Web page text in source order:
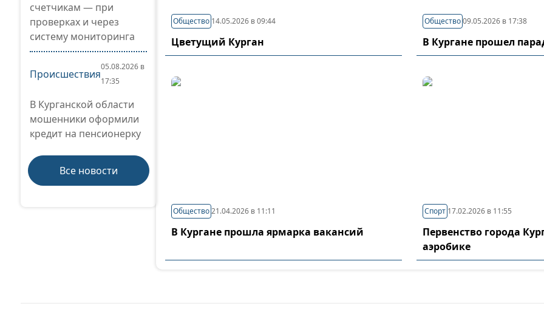
счетчикам — при
проверках и через
систему мониторинга
Происшествия
05.08.2026 в
17:35
В Курганской области
мошенники оформили
кредит на пенсионерку
Все новости
Общество 14.05.2026 в 09:44
Цветущий Курган
Общество 09.05.2026 в 17:38
В Кургане прошел
Общество21.04.2026 в 11:11
В Кургане прошла ярмарка вакансий
Спорт 17.02.2026 в 11:55
Первенство города
аэробике